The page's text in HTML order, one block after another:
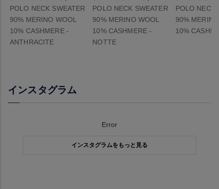
POLO NECK SWEATER
90% MERINO WOOL
10% CASHMERE -
ANTHRACITE
POLO NECK SWEATER
90% MERINO WOOL
10% CASHMERE -
NOTTE
POLO NECK
90%
10%
インスタグラム
Error
インスタグラムをもっと見る